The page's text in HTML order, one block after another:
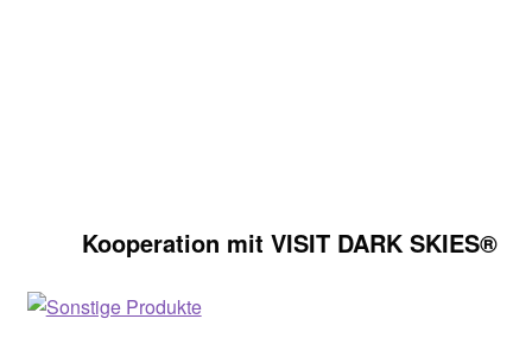
Kooperation mit VISIT DARK SKIES®